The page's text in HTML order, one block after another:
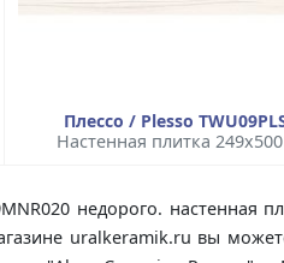
Плессо / Plesso
Настенная плитка
недорого. настенная
uralkeramik.ru вы